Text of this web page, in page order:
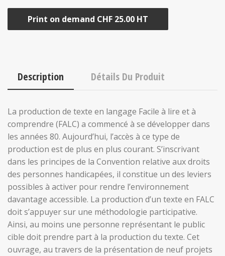
Print on demand CHF 25.00 HT
Description Détails Du Produit
La production de texte en langage Facile à lire et à
comprendre (FALC) a commencé à se développer dans
les années 80. Aujourd’hui, l’accès à ce type de
production est de plus en plus courant. S’inscrivant
dans les principes de la Convention relative aux droits
des personnes handicapées, il constitue un des leviers
possibles à activer pour rendre l’environnement
davantage accessible. La production d’un texte en FALC
doit s’appuyer sur une méthodologie participative.
Ainsi, au moins une personne représentant le public
cible doit prendre part à la production du texte. Cet
ouvrage, au travers de la présentation de neuf projets